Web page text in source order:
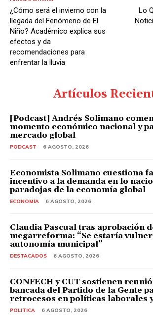
¿Cómo será el invierno con la
llegada del Fenómeno de El
Niño? Académico explica sus
efectos y da
recomendaciones para
enfrentar la lluvia
Lo
Artículos
[Podcast] Andrés Solimano
momento económico nacional y
mercado global
PODCAST 6 AGOSTO, 2026
Economista Solimano cuestiona
incentivo a la demanda en lo
paradojas de la economía global
ECONOMÍA 6 AGOSTO, 2026
Claudia Pascual tras aprobación
megarreforma: “Se estaría
autonomía municipal”
DESTACADOS 6 AGOSTO, 2026
CONFECH y CUT sostienen
bancada del Partido de la Gente
retrocesos en políticas laborales
POLITICA 6 AGOSTO, 2026